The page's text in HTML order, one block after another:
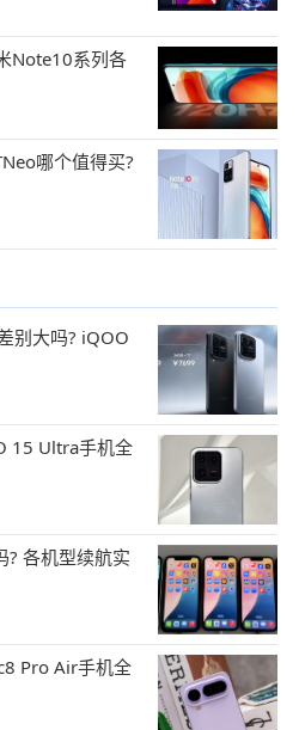
Note10系列各
哪个值得买?
别大吗? iQOO
15 Ultra手机全
? 各机型续航实
Pro Air手机全